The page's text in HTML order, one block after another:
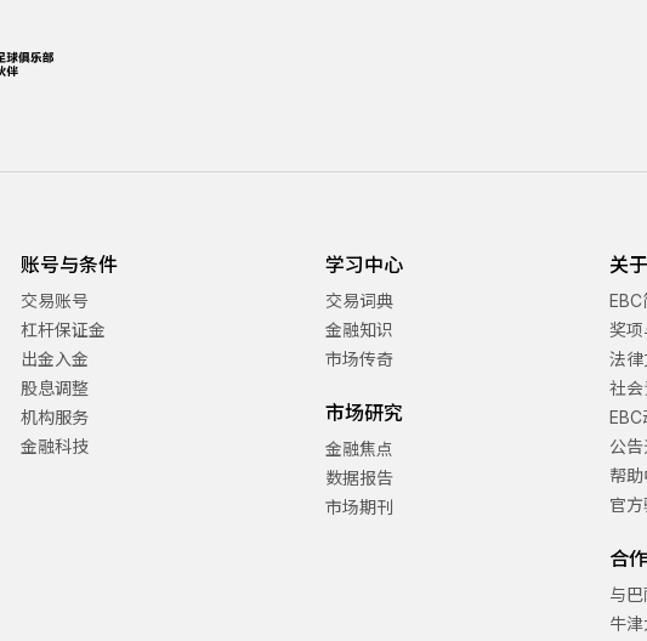
账号与条件
交易账号
杠杆保证金
出金入金
股息调整
机构服务
金融科技
学习中心
交易词典
金融知识
市场传奇
市场研究
金融焦点
数据报告
市场期刊
关
奖
法律
社
公
帮
官
合
与
牛